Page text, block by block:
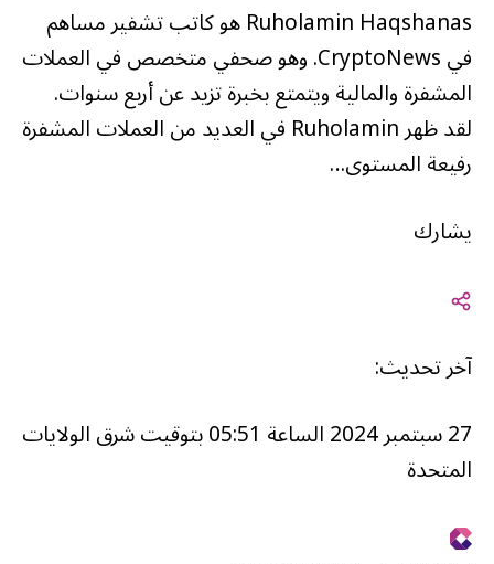
Ruholamin Haqshanas هو كاتب تشفير مساهم
في CryptoNews. وهو صحفي متخصص في العملات
المشفرة والمالية ويتمتع بخبرة تزيد عن أربع سنوات.
لقد ظهر Ruholamin في العديد من العملات المشفرة
رفيعة المستوى…
يشارك
آخر تحديث:
27 سبتمبر 2024 الساعة 05:51 بتوقيت شرق الولايات
المتحدة